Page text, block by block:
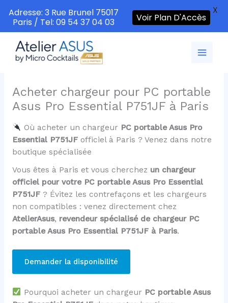
contenu
Acheter chargeur pour PC portable
Asus Pro Essential P751JF à Paris
Où acheter un chargeur PC portable Asus Pro
Essential P751JFofficiel à Paris ? Venez dans notre
boutique spécialisée
Vous êtes à Paris et vous cherchez un chargeur
officiel pour votre PC portable Asus Pro Essential
P751JF? Évitez les contrefaçons et les chargeurs
non compatibles : venez directement chez
AtelierAsus, revendeur spécialisé de chargeur PC
portable Asus Pro Essential P751JF à Paris.
Demander la disponibilité
Pourquoi acheter un chargeur PC portable Asus
Adresse: 3 Rue Brunel 75017
Paris / Tel: 09 54 37 04 03
Voir Plan D'Accès
X